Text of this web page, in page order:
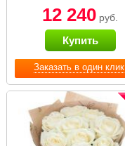
Заказать в один клик
12 240 руб.
Купить